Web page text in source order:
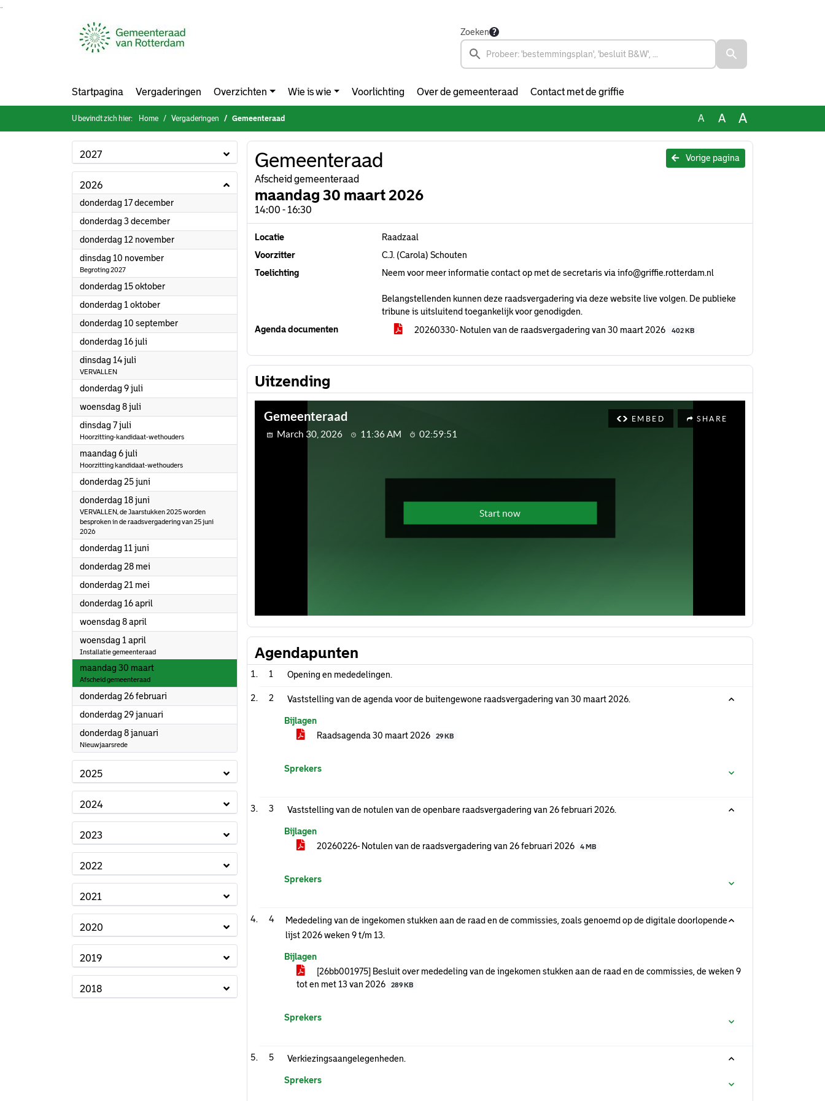
Zoeken
Startpagina Vergaderingen Overzichten Wie is wie Voorlichting Over de gemeenteraad Contact met de griffie
U bevindt zich hier: Home Vergaderingen Gemeenteraad A A A
2027
2026
donderdag 17 december2026
donderdag 3 december2026
donderdag 12 november2026
dinsdag 10 november2026
Begroting 2027
donderdag 15 oktober2026
donderdag 1 oktober2026
donderdag 10 september2026
donderdag 16 juli
dinsdag 14 juli
VERVALLEN
donderdag 9 juli
woensdag 8 juli
dinsdag 7 juli
Hoorzitting-kandidaat-wethouders
maandag 6 juli
Hoorzitting kandidaat-wethouders
donderdag 25 juni
donderdag 18 juni
VERVALLEN, de Jaarstukken 2025 worden
besproken in de raadsvergadering van 25 juni
2026
donderdag 11 juni
donderdag 28 mei
donderdag 21 mei
donderdag 16 april
woensdag 8 april
woensdag 1 april
Installatie gemeenteraad
maandag 30 maart2026
Afscheid gemeenteraad
donderdag 26 februari
donderdag 29 januari
donderdag 8 januari
Nieuwjaarsrede
2025
2024
2023
2022
2021
2020
2019
2018
Vorige pagina
Gemeenteraad
Afscheid gemeenteraad
maandag 30 maart 2026
14:00 - 16:30
Locatie
Raadzaal
Voorzitter
C.J. (Carola) Schouten
Toelichting
Neem voor meer informatie contact op met de secretaris viainfo@griffie.rotterdam.nl
Belangstellenden kunnen deze raadsvergadering via deze website live volgen. De publieke
tribune is uitsluitend toegankelijk voor genodigden.
Agenda documenten
20260330- Notulen van de raadsvergadering van 30 maart 2026 402 KB
Uitzending
Agendapunten
1 Opening en mededelingen.
2 Vaststelling van de agenda voor de buitengewone raadsvergadering van 30 maart 2026.
Bijlagen
Raadsagenda 30 maart 2026
29 KB
Sprekers
3 Vaststelling van de notulen van de openbare raadsvergadering van 26 februari 2026.
Bijlagen
20260226- Notulen van de raadsvergadering van 26 februari 2026
4 MB
Sprekers
4
Mededeling van de ingekomen stukken aan de raad en de commissies, zoals genoemd op de digitale doorlopende
lijst 2026 weken 9 t/m 13.
Bijlagen
[26bb001975] Besluit over mededeling van de ingekomen stukken aan de raad en de commissies, de weken 9
tot en met 13 van 2026
289 KB
Sprekers
5 Verkiezingsaangelegenheden.
Sprekers